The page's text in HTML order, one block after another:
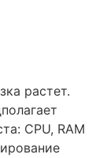
растет.
CPU, RAM